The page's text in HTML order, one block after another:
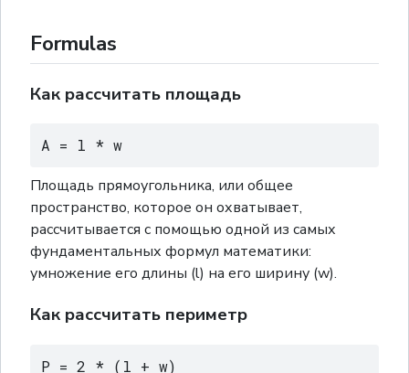
Formulas
Как рассчитать площадь
A = l * w
Площадь прямоугольника, или общее
пространство, которое он охватывает,
рассчитывается с помощью одной из самых
фундаментальных формул математики:
умножение его длины (l) на его ширину (w).
Как рассчитать периметр
P = 2 * (l + w)